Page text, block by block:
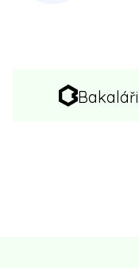
Bakaláři